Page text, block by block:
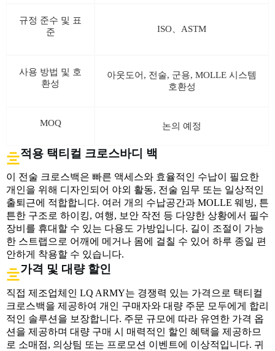
규정 준수 및 표
준
ISO、ASTM
사용 방법 및 호
환성
아웃도어, 전술, 군용, MOLLE 시스템
호환성
MOQ 논의 예정
적용 택티컬 크로스바디 백
이 전술 크로스백은 빠른 액세스와 효율적인 수납이 필요한
개인을 위해 디자인되어 야외 활동, 전술 임무 또는 일상적인
출퇴근에 적합합니다. 여러 개의 수납공간과 MOLLE 웨빙, 튼
튼한 구조로 하이킹, 여행, 보안 작전 등 다양한 상황에서 필수
장비를 휴대할 수 있는 다용도 가방입니다. 길이 조절이 가능
한 스트랩으로 어깨에 메거나 몸에 걸칠 수 있어 하루 종일 편
안하게 착용할 수 있습니다.
가격 및 대량 할인
직접 제조업체인 LQ ARMY는 경쟁력 있는 가격으로 택티컬
크로스백을 제공하여 개인 구매자와 대량 주문 모두에게 합리
적인 솔루션을 보장합니다. 주문 규모에 따라 유연한 가격 옵
션을 제공하며 대량 구매 시 매력적인 할인 혜택을 제공하므
로 소매점, 의상팀 또는 프로모션 이벤트에 이상적입니다. 귀